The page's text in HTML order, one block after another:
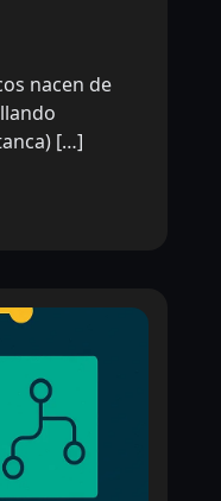
nacen de
[…]